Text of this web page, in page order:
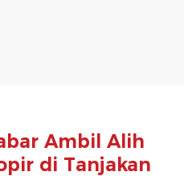
Ambil Alih
di Tanjakan